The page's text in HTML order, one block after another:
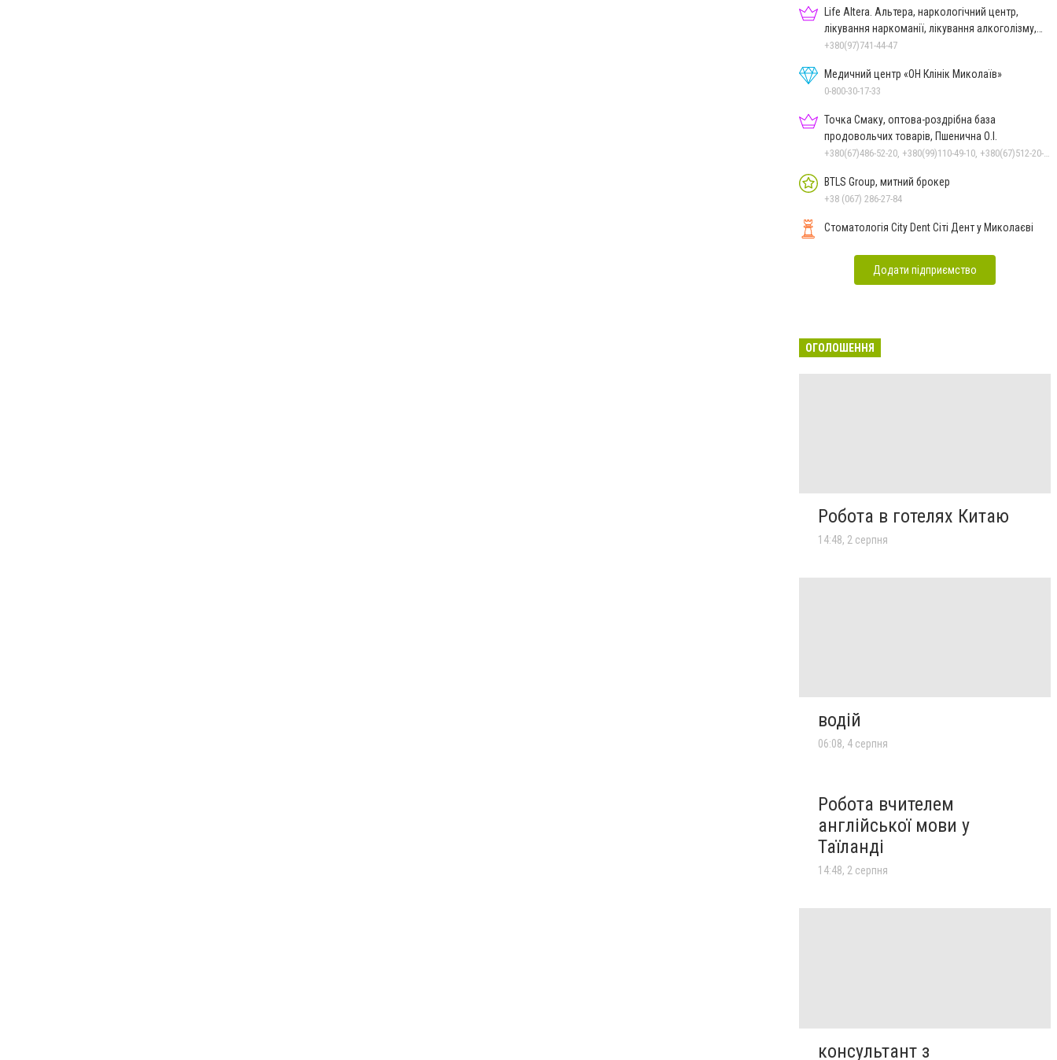
Life Altera. Альтера, наркологічний центр,
лікування наркоманії, лікування алкоголізму,
зняття ломки
+380(97)741-44-47
Медичний центр «ОН Клінік Миколаїв»
0-800-30-17-33
Точка Смаку, оптова-роздрібна база
продовольчих товарів, Пшенична О.І.
BTLS Group, митний брокер
+38 (067) 286-27-84
Стоматологія City Dent Сіті Дент у Миколаєві
Додати підприємство
ОГОЛОШЕННЯ
Робота в готелях Китаю
14:48, 2 серпня
водій
06:08, 4 серпня
Робота вчителем
англійської мови у
Таїланді
14:48, 2 серпня
консультант з